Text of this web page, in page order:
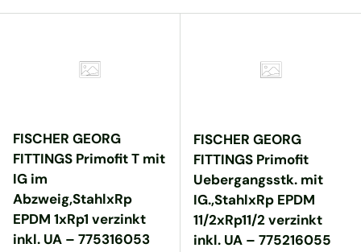
FISCHER GEORG
FITTINGS Primofit T mit
IG im
Abzweig,StahlxRp
EPDM 1xRp1 verzinkt
inkl. UA – 775316053
FISCHER GEORG
FITTINGS Primofit
Uebergangsstk. mit
IG.,StahlxRp EPDM
11/2xRp11/2 verzinkt
inkl. UA – 775216055